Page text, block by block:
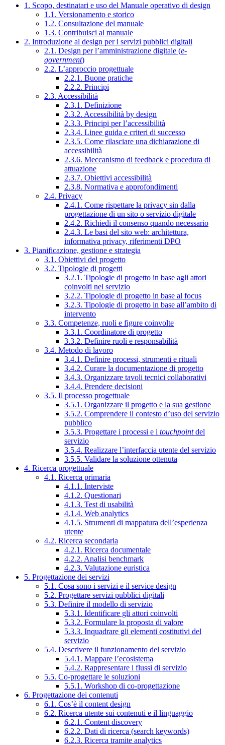
1. Scopo, destinatari e uso del Manuale operativo di design
1.1. Versionamento e storico
1.2. Consultazione del manuale
1.3. Contribuisci al manuale
2. Introduzione al design per i servizi pubblici digitali
2.1. Design per l’amministrazione digitale (e-
government)
2.2. L’approccio progettuale
2.2.1. Buone pratiche
2.2.2. Principi
2.3. Accessibilità
2.3.1. Definizione
2.3.2. Accessibilità by design
2.3.3. Principi per l’accessibilità
2.3.4. Linee guida e criteri di successo
2.3.5. Come rilasciare una dichiarazione di
accessibilità
2.3.6. Meccanismo di feedback e procedura di
attuazione
2.3.7. Obiettivi accessibilità
2.3.8. Normativa e approfondimenti
2.4. Privacy
2.4.1. Come rispettare la privacy sin dalla
progettazione di un sito o servizio digitale
2.4.2. Richiedi il consenso quando necessario
2.4.3. Le basi del sito web: architettura,
informativa privacy, riferimenti DPO
3. Pianificazione, gestione e strategia
3.1. Obiettivi del progetto
3.2. Tipologie di progetti
3.2.1. Tipologie di progetto in base agli attori
coinvolti nel servizio
3.2.2. Tipologie di progetto in base al focus
3.2.3. Tipologie di progetto in base all’ambito di
intervento
3.3. Competenze, ruoli e figure coinvolte
3.3.1. Coordinatore di progetto
3.3.2. Definire ruoli e responsabilità
3.4. Metodo di lavoro
3.4.1. Definire processi, strumenti e rituali
3.4.2. Curare la documentazione di progetto
3.4.3. Organizzare tavoli tecnici collaborativi
3.4.4. Prendere decisioni
3.5. Il processo progettuale
3.5.1. Organizzare il progetto e la sua gestione
3.5.2. Comprendere il contesto d’uso del servizio
pubblico
3.5.3. Progettare i processi e i touchpointdel
servizio
3.5.4. Realizzare l’interfaccia utente del servizio
3.5.5. Validare la soluzione ottenuta
4. Ricerca progettuale
4.1. Ricerca primaria
4.1.1. Interviste
4.1.2. Questionari
4.1.3. Test di usabilità
4.1.4. Web analytics
4.1.5. Strumenti di mappatura dell’esperienza
utente
4.2. Ricerca secondaria
4.2.1. Ricerca documentale
4.2.2. Analisi benchmark
4.2.3. Valutazione euristica
5. Progettazione dei servizi
5.1. Cosa sono i servizi e il service design
5.2. Progettare servizi pubblici digitali
5.3. Definire il modello di servizio
5.3.1. Identificare gli attori coinvolti
5.3.2. Formulare la proposta di valore
5.3.3. Inquadrare gli elementi costitutivi del
servizio
5.4. Descrivere il funzionamento del servizio
5.4.1. Mappare l’ecosistema
5.4.2. Rappresentare i flussi di servizio
5.5. Co-progettare le soluzioni
5.5.1. Workshop di co-progettazione
6. Progettazione dei contenuti
6.1. Cos’è il content design
6.2. Ricerca utente sui contenuti e il linguaggio
6.2.1. Content discovery
6.2.2. Dati di ricerca (search keywords)
6.2.3. Ricerca tramite analytics